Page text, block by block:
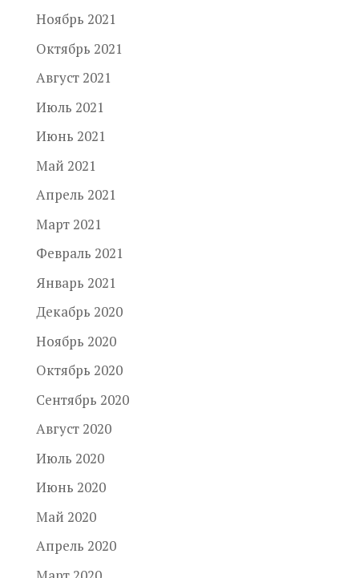
Ноябрь 2021
Октябрь 2021
Август 2021
Июль 2021
Июнь 2021
Май 2021
Апрель 2021
Март 2021
Февраль 2021
Январь 2021
Декабрь 2020
Ноябрь 2020
Октябрь 2020
Сентябрь 2020
Август 2020
Июль 2020
Июнь 2020
Май 2020
Апрель 2020